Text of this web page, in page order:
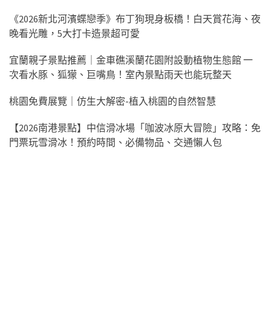
《2026新北河濱蝶戀季》布丁狗現身板橋！白天賞花海、夜
晚看光雕，5大打卡造景超可愛
宜蘭親子景點推薦｜金車礁溪蘭花園附設動植物生態館 一
次看水豚、狐獴、巨嘴鳥！室內景點雨天也能玩整天
桃園免費展覽｜仿生大解密-植入桃園的自然智慧
【2026南港景點】中信滑冰場「咖波冰原大冒險」攻略：免
門票玩雪滑冰！預約時間、必備物品、交通懶人包